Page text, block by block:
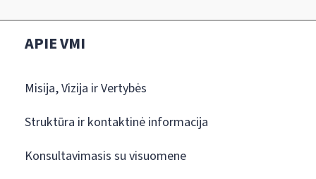
APIE VMI
Misija, Vizija ir Vertybės
Struktūra ir kontaktinė informacija
Konsultavimasis su visuomene